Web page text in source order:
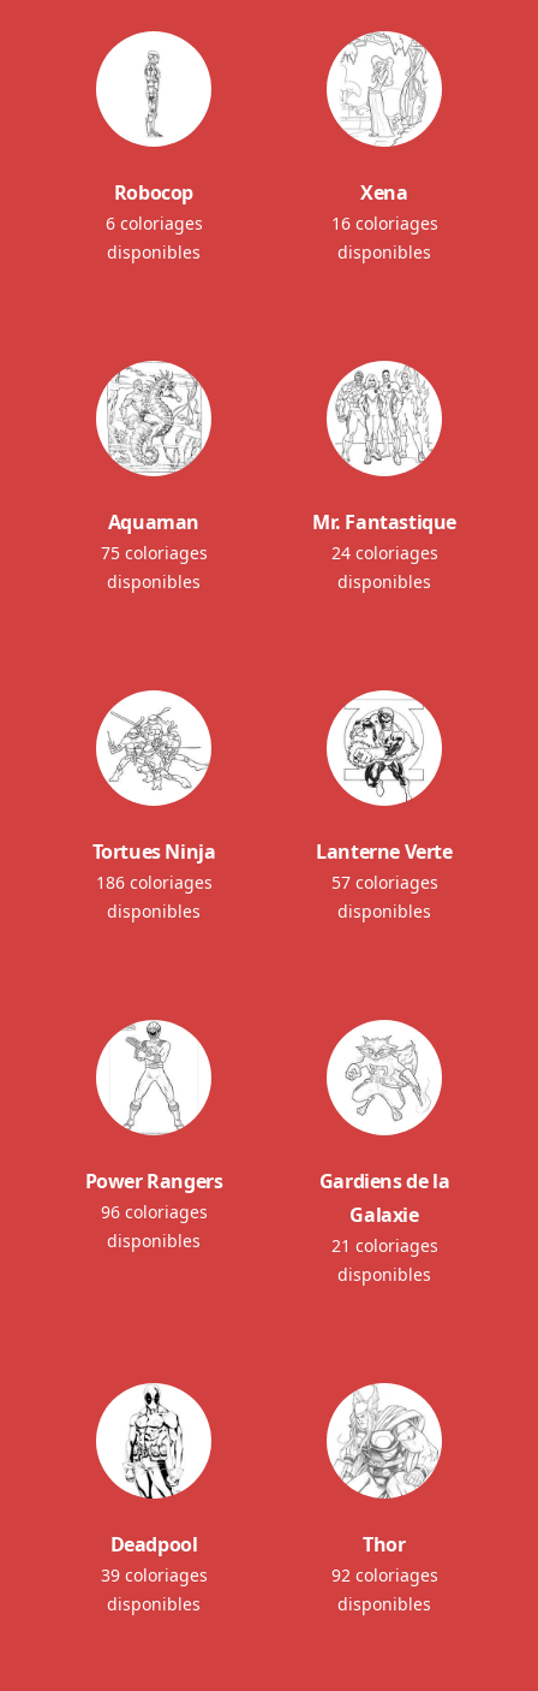
Robocop
6 coloriages
disponibles
Xena
16 coloriages
disponibles
Aquaman
75 coloriages
disponibles
Mr. Fantastique
24 coloriages
disponibles
Tortues Ninja
186 coloriages
disponibles
Lanterne Verte
57 coloriages
disponibles
Power Rangers
96 coloriages
disponibles
Gardiens de la
Galaxie
21 coloriages
disponibles
Deadpool
39 coloriages
disponibles
Thor
92 coloriages
disponibles